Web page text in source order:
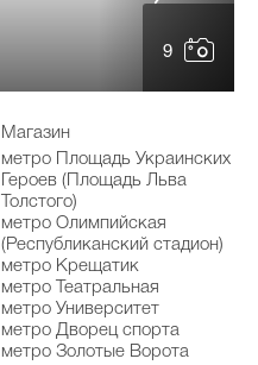
9
Магазин
метро Площадь Украинских
Героев (Площадь Льва
Толстого)
метро Олимпийская
(Республиканский стадион)
метро Крещатик
метро Театральная
метро Университет
метро Дворец спорта
метро Золотые Ворота